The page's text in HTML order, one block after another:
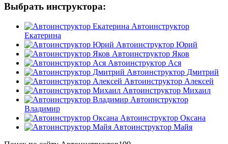
Выбрать инструктора:
Автоинструктор
Екатерина
Автоинструктор Юрий
Автоинструктор Яков
Автоинструктор Ася
Автоинструктор Дмитрий
Автоинструктор Алексей
Автоинструктор Михаил
Автоинструктор
Владимир
Автоинструктор Оксана
Автоинструктор Майя